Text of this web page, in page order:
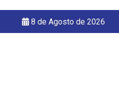
8 de Agosto de 2026